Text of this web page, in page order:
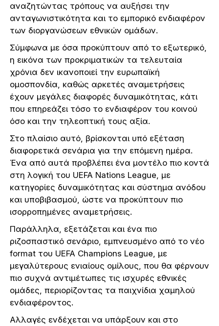
αναζητώντας τρόπους να αυξήσει την
ανταγωνιστικότητα και το εμπορικό ενδιαφέρον
των διοργανώσεων εθνικών ομάδων.
Σύμφωνα με όσα προκύπτουν από το εξωτερικό,
η εικόνα των προκριματικών τα τελευταία
χρόνια δεν ικανοποιεί την ευρωπαϊκή
ομοσπονδία, καθώς αρκετές αναμετρήσεις
έχουν μεγάλες διαφορές δυναμικότητας, κάτι
που επηρεάζει τόσο το ενδιαφέρον του κοινού
όσο και την τηλεοπτική τους αξία.
Στο πλαίσιο αυτό, βρίσκονται υπό εξέταση
διαφορετικά σενάρια για την επόμενη ημέρα.
Ένα από αυτά προβλέπει ένα μοντέλο πιο κοντά
στη λογική του UEFA Nations League, με
κατηγορίες δυναμικότητας και σύστημα ανόδου
και υποβιβασμού, ώστε να προκύπτουν πιο
ισορροπημένες αναμετρήσεις.
Παράλληλα, εξετάζεται και ένα πιο
ριζοσπαστικό σενάριο, εμπνευσμένο από το νέο
format του UEFA Champions League, με
μεγαλύτερους ενιαίους ομίλους, που θα φέρνουν
πιο συχνά αντιμέτωπες τις ισχυρές εθνικές
ομάδες, περιορίζοντας τα παιχνίδια χαμηλού
ενδιαφέροντος.
Αλλαγές ενδέχεται να υπάρξουν και στο